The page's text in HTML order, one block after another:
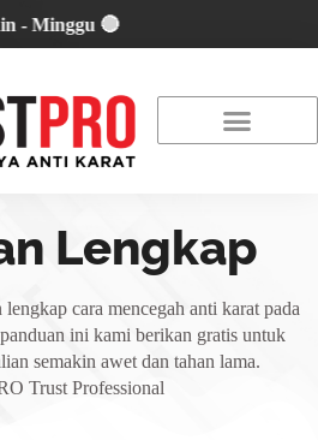
🔴
Lengkap
cara mencegah anti karat pada
ini kami berikan gratis untuk
semakin awet dan tahan lama.
Trust Professional